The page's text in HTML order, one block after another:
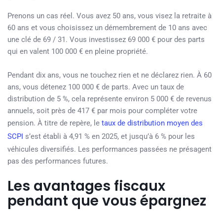
Prenons un cas réel. Vous avez 50 ans, vous visez la retraite à
60 ans et vous choisissez un démembrement de 10 ans avec
une clé de 69 / 31. Vous investissez 69 000 € pour des parts
qui en valent 100 000 € en pleine propriété.
Pendant dix ans, vous ne touchez rien et ne déclarez rien. À 60
ans, vous détenez 100 000 € de parts. Avec un taux de
distribution de 5 %, cela représente environ 5 000 € de revenus
annuels, soit près de 417 € par mois pour compléter votre
pension. À titre de repère, le taux de distribution moyen des
SCPI s’est établi à 4,91 % en 2025, et jusqu’à 6 % pour les
véhicules diversifiés. Les performances passées ne présagent
pas des performances futures.
Les avantages fiscaux
pendant que vous épargnez